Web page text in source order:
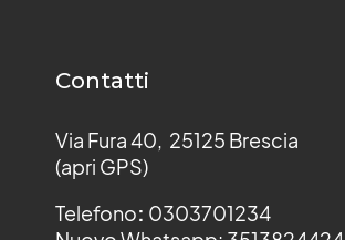
Contatti
Via Fura 40, 25125 Brescia
(apri GPS)
Telefono: 0303701234